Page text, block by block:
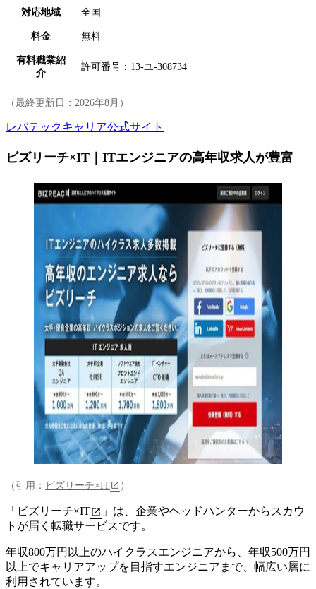
対応地域 全国
料金 無料
有料職業紹
介
許可番号： 13-ユ-308734
（最終更新日： 2026年8月 ）
レバテックキャリア公式サイト
ビズリーチ×IT｜ITエンジニアの高年収求人が豊富
（引用： ビズリーチ×IT ）
「 ビズリーチ×IT 」は、 企業やヘッドハンターからスカウ
トが届く転職サービスです。
年収800万円以上のハイクラスエンジニアから、年収500万円
以上でキャリアアップを目指すエンジニアまで、幅広い層に
利用されています。